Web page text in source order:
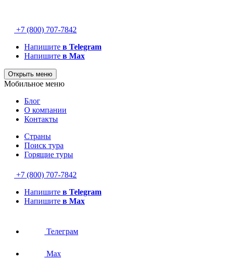
+7 (800) 707-7842
Напишите в Telegram
Напишите в Max
Открыть меню
Мобильное меню
Блог
О компании
Контакты
Страны
Поиск тура
Горящие туры
+7 (800) 707-7842
Напишите в Telegram
Напишите в Max
Телеграм
Max